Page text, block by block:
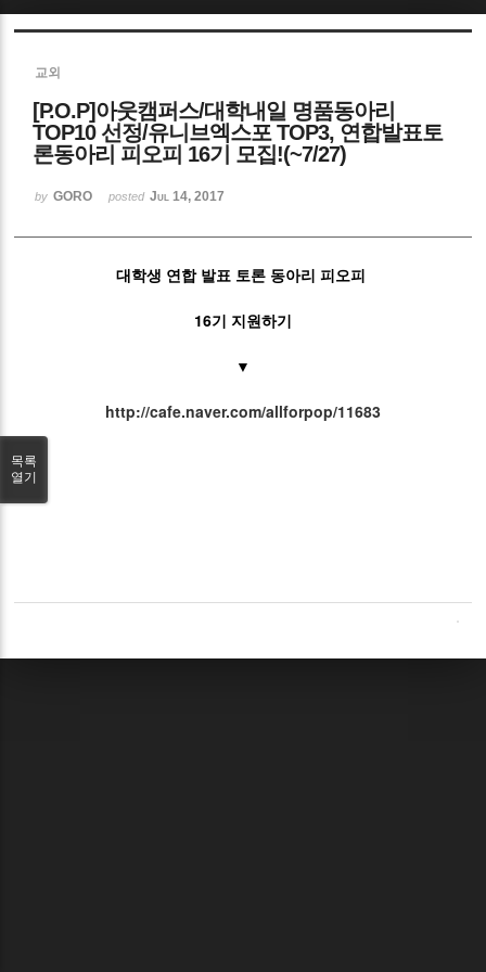
교외
[P.O.P]아웃캠퍼스/대학내일 명품동아리
TOP10 선정/유니브엑스포 TOP3, 연합발표토
론동아리 피오피 16기 모집!(~7/27)
by GORO posted Jul 14, 2017
대학생 연합 발표 토론 동아리 피오피
16기 지원하기
▼
http://cafe.naver.com/allforpop/11683
목록
열기
Sketchbook5, 스케치북5
Sketchbook5, 스케치북5